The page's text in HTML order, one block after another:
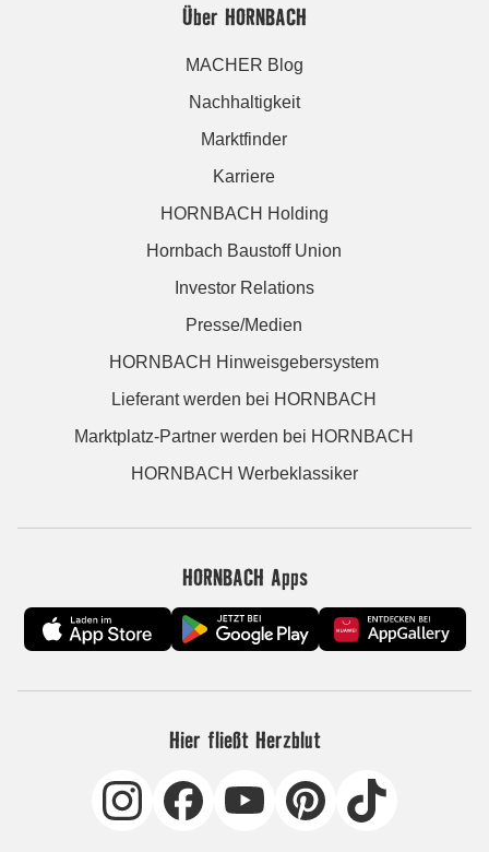
Über HORNBACH
MACHER Blog
Nachhaltigkeit
Marktfinder
Karriere
HORNBACH Holding
Hornbach Baustoff Union
Investor Relations
Presse/Medien
HORNBACH Hinweisgebersystem
Lieferant werden bei HORNBACH
Marktplatz-Partner werden bei HORNBACH
HORNBACH Werbeklassiker
HORNBACH Apps
Hier fließt Herzblut